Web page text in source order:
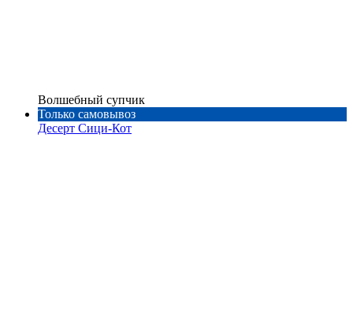
Волшебный супчик
Только самовывоз
Десерт Сици-Кот